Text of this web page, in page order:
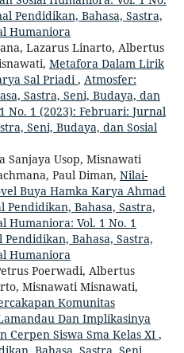
Pendidikan, Bahasa, Sastra,
Humaniora
Lazarus Linarto, Albertus
Metafora Dalam Lirik
Sal Priadi, Atmosfer:
Sastra, Seni, Budaya, dan
No. 1 (2023): Februari: Jurnal
Seni, Budaya, dan Sosial
Usop, Misnawati
Paul Diman, Nilai-
Buya Hamka Karya Ahmad
Pendidikan, Bahasa, Sastra,
Humaniora: Vol. 1 No. 1
Bahasa, Sastra,
Humaniora
Poerwadi, Albertus
Misnawati Misnawati,
Komunitas
Dan Implikasinya
Cerpen Siswa Sma Kelas XI ,